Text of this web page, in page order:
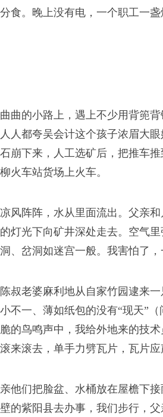
食。晚上没有电，一个职工一
曲的小路上，遇上不少用背篼
人都夸吴会计这个孩子浓眉大
崩下来，人工选矿后，把推车
火车站货场上火车。
风阵阵，水从里面流出。父亲
灯光下向矿井深处走去。空气
、岔洞如迷宫一般。我害怕了，
叔老婆麻利地从自家竹园逮来
不一、薄如纸包的没有“现天”
的鸟鸣声中，我给外地来的技
来滚去，单手力劈瓦片，瓦片应
他们把脸盆、水桶放在屋檐下
的紫阳县去办事，我们步行，